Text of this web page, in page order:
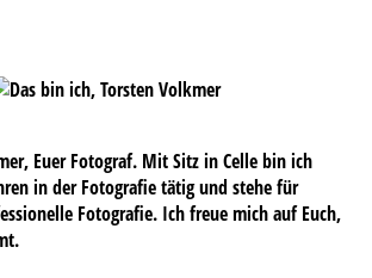
Euer Fotograf. Mit Sitz in Celle bin ich
in der Fotografie tätig und stehe für
Fotografie. Ich freue mich auf Euch,